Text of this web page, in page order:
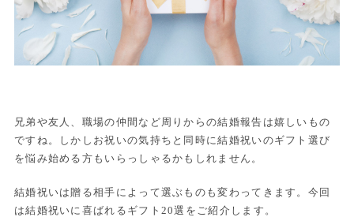
兄弟や友人、職場の仲間など周りからの結婚報告は嬉しいもの
ですね。しかしお祝いの気持ちと同時に結婚祝いのギフト選び
を悩み始める方もいらっしゃるかもしれません。
結婚祝いは贈る相手によって選ぶものも変わってきます。今回
は結婚祝いに喜ばれるギフト20選をご紹介します。